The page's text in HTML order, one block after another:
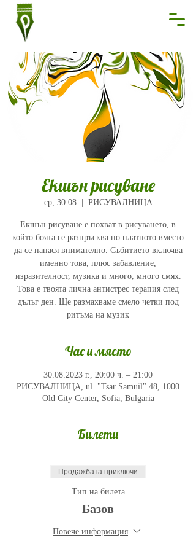
Екшън рисуване
ср, 30.08
  |
РИСУВАЛНИЦА
Екшън рисуване е похват в рисуването, в
който боята се разпръсква по платното вместо
да се нанася внимателно. Събитието включва
именно това, плюс забавление,
изразителност, музика и много, много смях.
Това е твоята лична антистрес терапия след
дълъг ден. Ще размахваме смело четки под
ритъма на музик
Час и място
30.08.2023 г., 20:00 ч. – 21:00
РИСУВАЛНИЦА, ul. "Tsar Samuil" 48, 1000
Old City Center, Sofia, Bulgaria
Билети
Продажбата приключи
Тип на билета
Базов
Повече информация